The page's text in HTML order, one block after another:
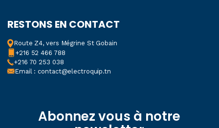
RESTONS EN CONTACT
Route Z4, vers Mégrine St Gobain
+216 52 466 788
+216 70 253 038
Email : contact@electroquip.tn
Abonnez vous à notre